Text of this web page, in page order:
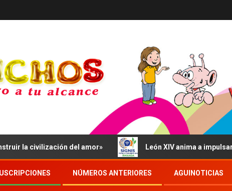
la civilización del amor» León XIV anima a impulsar
NÚMEROS ANTERIORES AGUINOTICIAS